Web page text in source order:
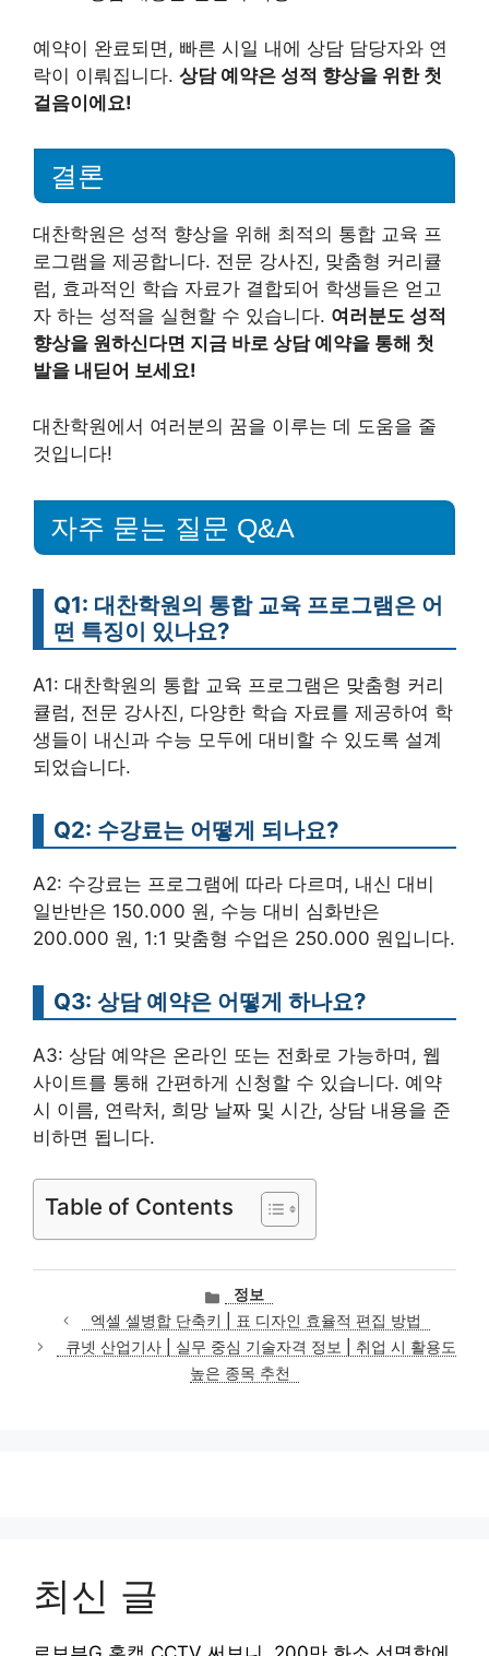
예약이 완료되면, 빠른 시일 내에 상담 담당자와 연
락이 이뤄집니다. 상담 예약은 성적 향상을 위한 첫
걸음이에요!
결론
대찬학원은 성적 향상을 위해 최적의 통합 교육 프
로그램을 제공합니다. 전문 강사진, 맞춤형 커리큘
럼, 효과적인 학습 자료가 결합되어 학생들은 얻고
자 하는 성적을 실현할 수 있습니다. 여러분도 성적
향상을 원하신다면 지금 바로 상담 예약을 통해 첫
발을 내딛어 보세요!
대찬학원에서 여러분의 꿈을 이루는 데 도움을 줄
것입니다!
자주 묻는 질문 Q&A
Q1: 대찬학원의 통합 교육 프로그램은 어
떤 특징이 있나요?
A1: 대찬학원의 통합 교육 프로그램은 맞춤형 커리
큘럼, 전문 강사진, 다양한 학습 자료를 제공하여 학
생들이 내신과 수능 모두에 대비할 수 있도록 설계
되었습니다.
Q2: 수강료는 어떻게 되나요?
A2: 수강료는 프로그램에 따라 다르며, 내신 대비
일반반은 150.000 원, 수능 대비 심화반은
200.000 원, 1:1 맞춤형 수업은 250.000 원입니다.
Q3: 상담 예약은 어떻게 하나요?
A3: 상담 예약은 온라인 또는 전화로 가능하며, 웹
사이트를 통해 간편하게 신청할 수 있습니다. 예약
시 이름, 연락처, 희망 날짜 및 시간, 상담 내용을 준
비하면 됩니다.
Table of Contents
카
테
고
리
정보
엑셀 셀병합 단축키 | 표 디자인 효율적 편집 방법
큐넷 산업기사 | 실무 중심 기술자격 정보 | 취업 시 활용도
높은 종목 추천
최신 글